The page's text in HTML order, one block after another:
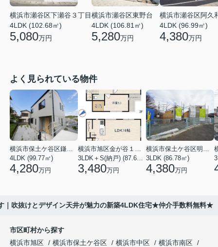
横浜市瀬谷区下瀬谷３丁目
4LDK (102.68㎡)
5,080万円
横浜市瀬谷区東野台
4LDK (106.81㎡)
5,280万円
横浜市瀬谷区阿久
4LDK (96.99㎡)
4,380万円
よく見られている物件
4LDK (99.77㎡)
4,280万円 3,480万円
3LDK (86.78㎡)
4,380万円
｜吹抜けとデザイン天井が魅力の新築4LDK住宅★仲介手数料無料★
市区町村から探す
横浜市旭区
横浜市保土ケ谷区 横浜市中区
横浜市南区